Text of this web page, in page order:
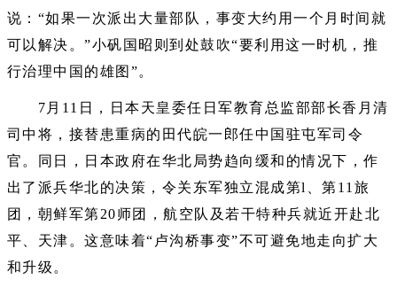
说：“如果一次派出大量部队，事变大约用一个月时间就
可以解决。”小矾国昭则到处鼓吹“要利用这一时机，推
行治理中国的雄图”。
7月11日，日本天皇委任日军教育总监部部长香月清
司中将，接替患重病的田代皖一郎任中国驻屯军司令
官。同日，日本政府在华北局势趋向缓和的情况下，作
出了派兵华北的决策，令关东军独立混成第l、第11旅
团，朝鲜军第20师团，航空队及若干特种兵就近开赴北
平、天津。这意味着“卢沟桥事变”不可避免地走向扩大
和升级。